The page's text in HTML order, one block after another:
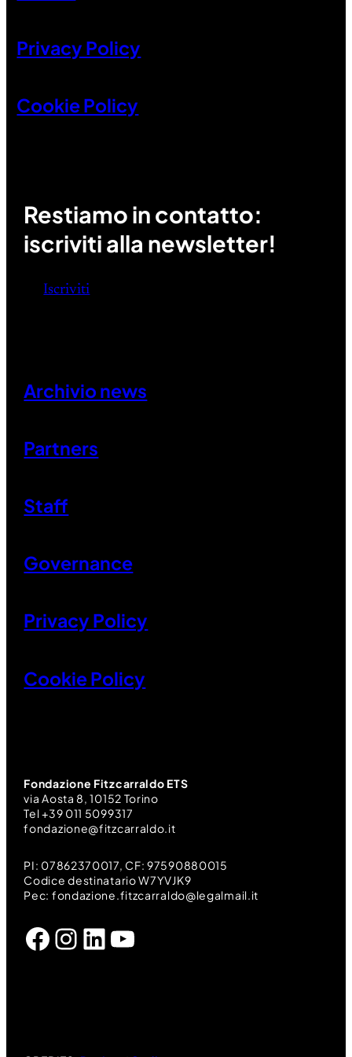
Privacy Policy
Cookie Policy
Restiamo in contatto:
iscriviti alla newsletter!
Iscriviti
Archivio news
Partners
Staff
Governance
Privacy Policy
Cookie Policy
Fondazione Fitzcarraldo ETS
via Aosta 8, 10152 Torino
Tel +39 011 5099317
fondazione@fitzcarraldo.it
PI: 07862370017, CF: 97590880015
Codice destinatario W7YVJK9
Pec: fondazione.fitzcarraldo@legalmail.it
Facebook Instagram LinkedIn YouTube